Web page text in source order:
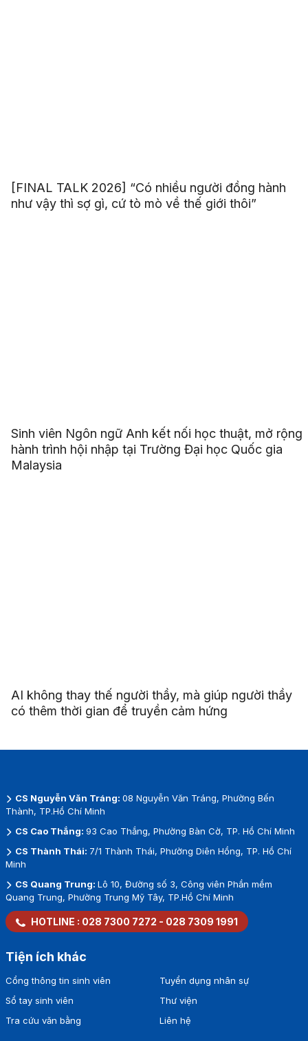
[FINAL TALK 2026] “Có nhiều người đồng hành
như vậy thì sợ gì, cứ tò mò về thế giới thôi”
Sinh viên Ngôn ngữ Anh kết nối học thuật, mở rộng
hành trình hội nhập tại Trường Đại học Quốc gia
Malaysia
AI không thay thế người thầy, mà giúp người thầy
có thêm thời gian để truyền cảm hứng
CS Nguyễn Văn Tráng: 08 Nguyễn Văn Tráng, Phường Bến
Thành, TP.Hồ Chí Minh
CS Cao Thắng: 93 Cao Thắng, Phường Bàn Cờ, TP. Hồ Chí Minh
CS Thành Thái: 7/1 Thành Thái, Phường Diên Hồng, TP. Hồ Chí
Minh
CS Quang Trung: Lô 10, Đường số 3, Công viên Phần mềm
Quang Trung, Phường Trung Mỹ Tây, TP.Hồ Chí Minh
HOTLINE : 028 7300 7272 - 028 7309 1991
Tiện ích khác
Cổng thông tin sinh viên
Sổ tay sinh viên
Tra cứu văn bằng
Tuyển dụng nhân sự
Thư viện
Liên hệ